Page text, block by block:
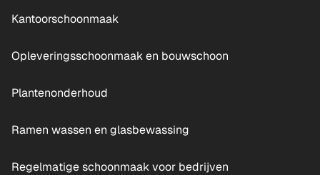
Kantoorschoonmaak
Opleveringsschoonmaak en bouwschoon
Plantenonderhoud
Ramen wassen en glasbewassing
Regelmatige schoonmaak voor bedrijven